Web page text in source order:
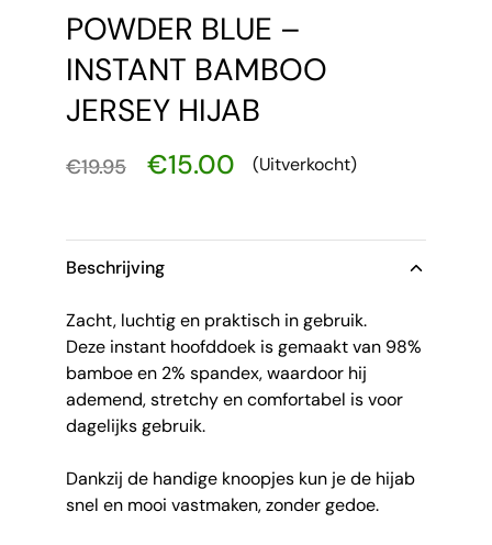
POWDER BLUE –
INSTANT BAMBOO
JERSEY HIJAB
€19.95 €15.00 (Uitverkocht)
Beschrijving
Zacht, luchtig en praktisch in gebruik.
Deze instant hoofddoek is gemaakt van 98%
bamboe en 2% spandex, waardoor hij
ademend, stretchy en comfortabel is voor
dagelijks gebruik.
Dankzij de handige knoopjes kun je de hijab
snel en mooi vastmaken, zonder gedoe.